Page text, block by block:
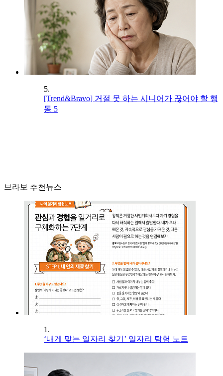
5.
[Trend&Bravo] 거절 못 하는 시니어가 끊어야 할 행
동 5
브라보 추천뉴스
1.
‘내게 맞는 일자리 찾기’ 일자리 탐험 노트